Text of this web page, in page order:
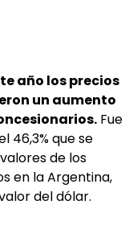
año los precios
un aumento
Fue
46,3% que se
de los
en la Argentina,
del dólar.